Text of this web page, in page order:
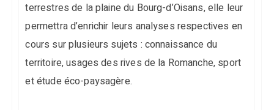
terrestres de la plaine du Bourg-d’Oisans, elle leur
permettra d’enrichir leurs analyses respectives en
cours sur plusieurs sujets : connaissance du
territoire, usages des rives de la Romanche, sport
et étude éco-paysagère.